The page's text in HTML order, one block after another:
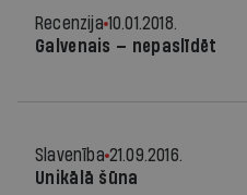
Recenzija 10.01.2018.
Galvenais — nepaslīdēt
Slavenība 21.09.2016.
Unikālā šūna